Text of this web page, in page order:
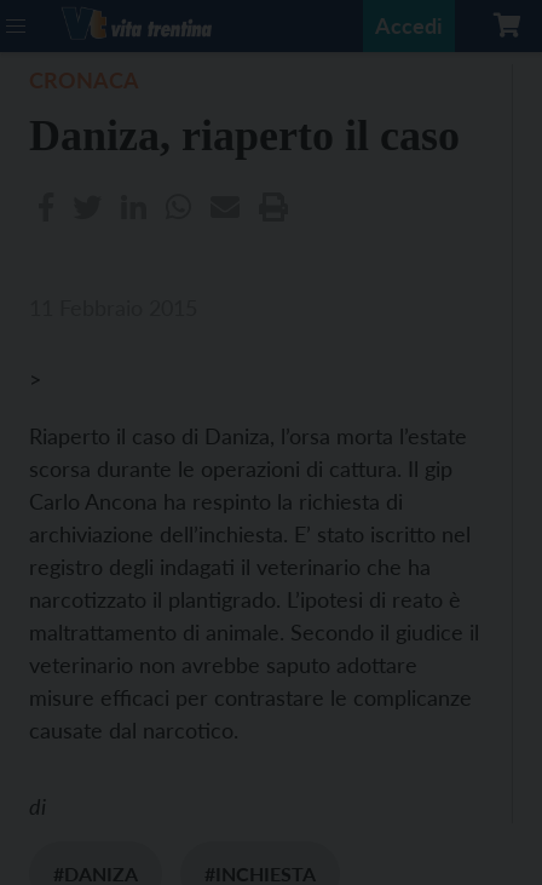
Accedi
Daniza, riaperto il caso
>
Riaperto il caso di Daniza, l’orsa morta l’estate
scorsa durante le operazioni di cattura. Il gip
Carlo Ancona ha respinto la richiesta di
archiviazione dell’inchiesta. E’ stato iscritto nel
registro degli indagati il veterinario che ha
narcotizzato il plantigrado. L’ipotesi di reato è
maltrattamento di animale. Secondo il giudice il
veterinario non avrebbe saputo adottare
misure efficaci per contrastare le complicanze
causate dal narcotico.
di
#DANIZA #INCHIESTA